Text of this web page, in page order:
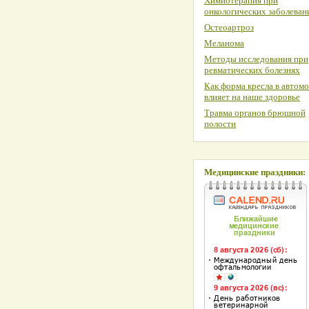
онкологических
Остеоартроз
Меланома
Методы исследования при
ревматических болезнях
Как форма кресла в
влияет на наше здоровье
Травма органов брюшной
полости
Медицинские праздники: